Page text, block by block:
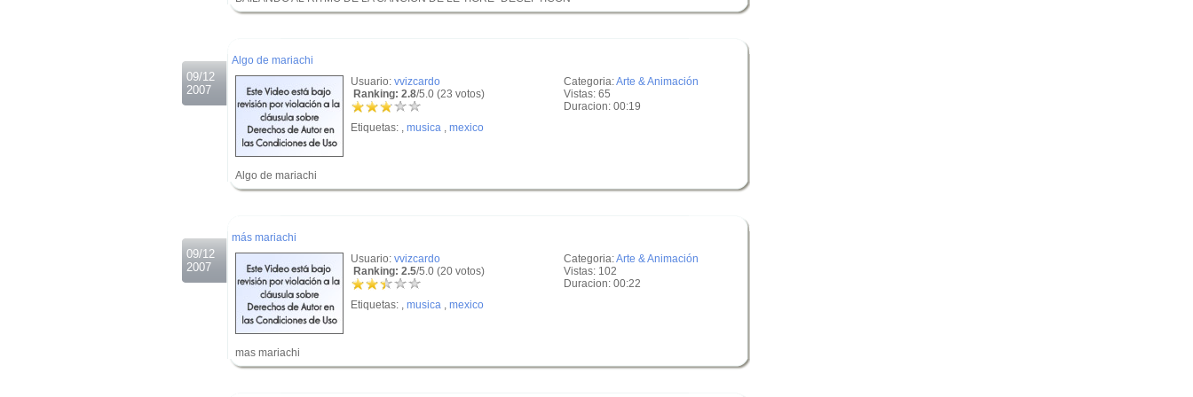
09/12
2007
Algo de mariachi
Categoria:Arte & Animación
Vistas: 65
Duracion: 00:19
Usuario: vvizcardo
Ranking: 2.8/5.0 (23 votos)
Etiquetas: , musica , mexico
Algo de mariachi
09/12
2007
más mariachi
Categoria:Arte & Animación
Vistas: 102
Duracion: 00:22
Usuario: vvizcardo
Ranking: 2.5/5.0 (20 votos)
Etiquetas: , musica , mexico
mas mariachi